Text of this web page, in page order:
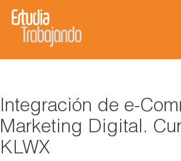
Integración de e-
Marketing Digital.
KLWX